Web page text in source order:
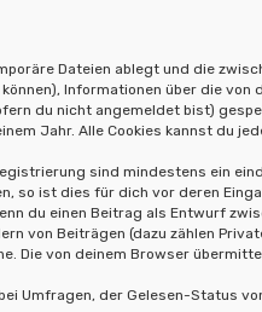
Dateien ablegt und die
Informationen über die von
du nicht angemeldet bist)
Jahr. Alle Cookies kannst du
sind mindestens ein
so ist dies für dich vor deren
du einen Beitrag als Entwurf
von Beiträgen (dazu zählen
Die von deinem Browser
Umfragen, der Gelesen-Status